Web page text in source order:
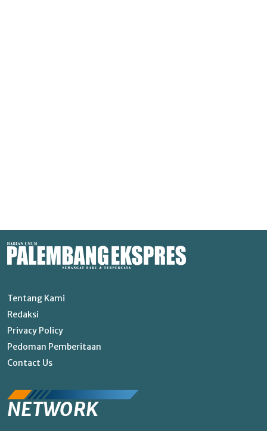
Tentang Kami
Redaksi
Privacy Policy
Pedoman Pemberitaan
Contact Us
NETWORK